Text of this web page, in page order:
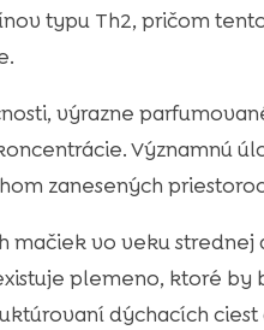
typu Th2, pričom
výrazne
Významnú
zanesených
mačiek vo veku
plemeno, ktoré
dýchacích ciest